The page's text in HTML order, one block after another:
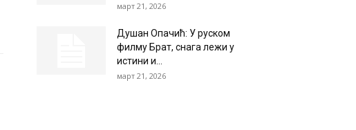
март 21, 2026
Душан Опачић: У руском
филму Брат, снага лежи у
истини и...
март 21, 2026